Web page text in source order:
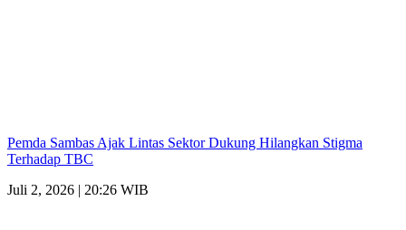
Pemda Sambas Ajak Lintas Sektor Dukung Hilangkan Stigma
Terhadap TBC
Juli 2, 2026 | 20:26 WIB